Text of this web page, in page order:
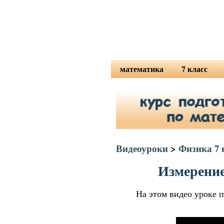
математика
математика 6 класс
высшая математика
7 класс
алгебра 7
физика 7
Видеоуроки > Физика 7
На этом видео уроке